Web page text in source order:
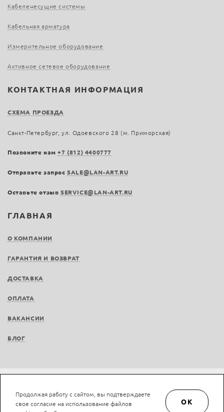
ГЛАВНАЯ
О КОМПАНИИ
ГАРАНТИЯ И ВОЗВРАТ
ДОСТАВКА
ОПЛАТА
ВАКАНСИИ
БЛОГ
Кабеленесущие системы
Кабельная арматура
Измерительное оборудование
Активное сетевое оборудование
КОНТАКТНАЯ ИНФОРМАЦИЯ
СХЕМА ПРОЕЗДА
Санкт-Петербург, ул. Одоевского 28 (м. Приморская)
Позвоните нам+7 (812) 4400777
Отправьте запросSALE@LAN-ART.RU
Оставьте отзыв SERVICE@LAN-ART.RU
Не является публичной офертой © LAN-art.ru, 2013—2026. Все права защищены.
Политика конфиденциальности.
Положение об обработке и защите персональных
данных.
Продолжая работу с сайтом, вы подтверждаете
свое согласие на использование файлов
OK